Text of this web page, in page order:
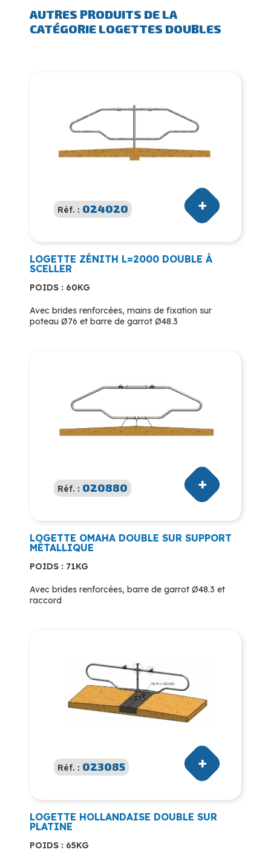
AUTRES PRODUITS DE LA
CATÉGORIE LOGETTES DOUBLES
Réf. : 024020
LOGETTE ZÉNITH L=2000 DOUBLE À
SCELLER
POIDS : 60KG
Avec brides renforcées, mains de fixation sur
poteau Ø76 et barre de garrot Ø48.3
Réf. : 020880
LOGETTE OMAHA DOUBLE SUR SUPPORT
MÉTALLIQUE
POIDS : 71KG
Avec brides renforcées, barre de garrot Ø48.3 et
raccord
Réf. : 023085
LOGETTE HOLLANDAISE DOUBLE SUR
PLATINE
POIDS : 65KG